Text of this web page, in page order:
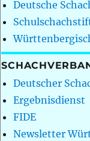
Deutsche
Deutscher
Ergebnisdienst
FIDE
Newsletter